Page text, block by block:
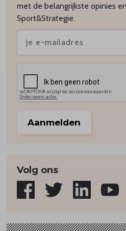
met de belangrijkste opinies
Sport&Strategie.
Aanmelden
Volg ons